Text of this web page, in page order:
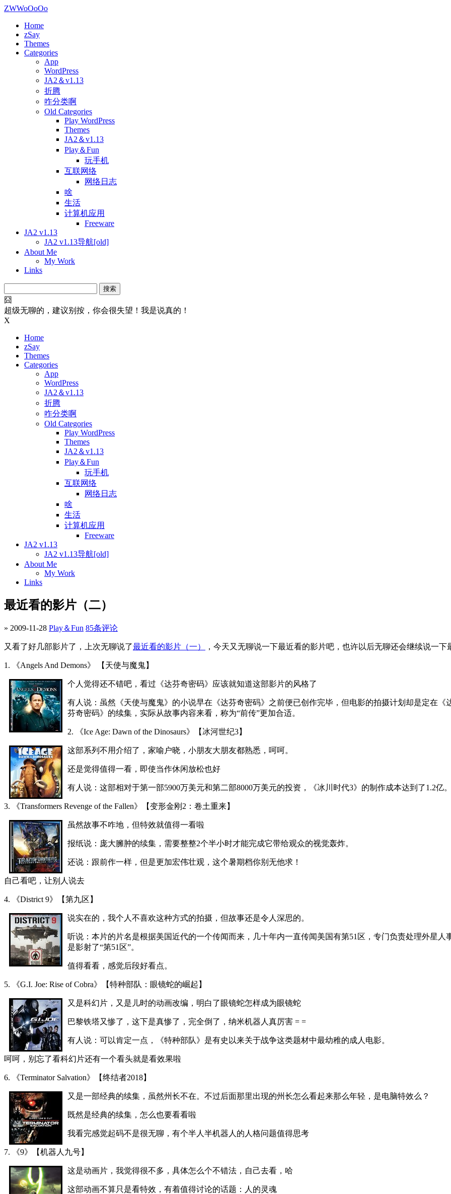
ZWWoOoOo
Home
zSay
Themes
Categories
App
WordPress
JA2＆v1.13
折腾
咋分类啊
Old Categories
Play WordPress
Themes
JA2＆v1.13
Play＆Fun
玩手机
互联网络
网络日志
啥
生活
计算机应用
Freeware
JA2 v1.13
JA2 v1.13导航[old]
About Me
My Work
Links
索：
囧
超级无聊的，建议别按，你会很失望！我是说真的！
X
Home
zSay
Themes
Categories
App
WordPress
JA2＆v1.13
折腾
咋分类啊
Old Categories
Play WordPress
Themes
JA2＆v1.13
Play＆Fun
玩手机
互联网络
网络日志
啥
生活
计算机应用
Freeware
JA2 v1.13
JA2 v1.13导航[old]
About Me
My Work
Links
最近看的影片（二）
» 2009-11-28 Play＆Fun 85条评论
又看了好几部影片了，上次无聊说了最近看的影片（一） ，今天又无聊说一下最近看的影片吧，也许以后无聊还会继续说一下
1. 《Angels And Demons》 【天使与魔鬼】
个人觉得还不错吧，看过《达芬奇密码》应该就知道这部影片的风格了
有人说：虽然《天使与魔鬼》的小说早在《达芬奇密码》之前便已创作完毕，但电影的拍摄计划却是定在
芬奇密码》的续集，实际从故事内容来看，称为“前传”更加合适。
2. 《Ice Age: Dawn of the Dinosaurs》【冰河世纪3】
这部系列不用介绍了，家喻户晓，小朋友大朋友都熟悉，呵呵。
还是觉得值得一看，即使当作休闲放松也好
有人说：这部相对于第一部5900万美元和第二部8000万美元的投资，《冰川时代3》的制作成本达到了1.2亿。
3. 《Transformers Revenge of the Fallen》【变形金刚2：卷土重来】
虽然故事不咋地，但特效就值得一看啦
报纸说：庞大臃肿的续集，需要整整2个半小时才能完成它带给观众的视觉轰炸。
还说：跟前作一样，但是更加宏伟壮观，这个暑期档你别无他求！
自己看吧，让别人说去
4. 《District 9》【第九区】
说实在的，我个人不喜欢这种方式的拍摄，但故事还是令人深思的。
听说：本片的片名是根据美国近代的一个传闻而来，几十年内一直传闻美国有第51区，专门负责处理外星
是影射了“第51区”。
值得看看，感觉后段好看点。
5. 《G.I. Joe: Rise of Cobra》【特种部队：眼镜蛇的崛起】
又是科幻片，又是儿时的动画改编，明白了眼镜蛇怎样成为眼镜蛇
巴黎铁塔又惨了，这下是真惨了，完全倒了，纳米机器人真厉害 = =
有人说：可以肯定一点，《特种部队》是有史以来关于战争这类题材中最幼稚的成人电影。
呵呵，别忘了看科幻片还有一个看头就是看效果啦
6. 《Terminator Salvation》【终结者2018】
又是一部经典的续集，虽然州长不在。不过后面那里出现的州长怎么看起来那么年轻，是电脑特效么？
既然是经典的续集，怎么也要看看啦
我看完感觉起码不是很无聊，有个半人半机器人的人格问题值得思考
7. 《9》【机器人九号】
这是动画片，我觉得很不多，具体怎么个不错法，自己去看，哈
这部动画不算只是看特效，有着值得讨论的话题：人的灵魂